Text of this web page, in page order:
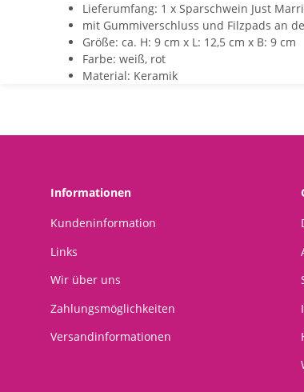
Lieferumfang: 1 x Sparschwein Just
mit Gummiverschluss und Filzpads an
Größe: ca. H: 9 cm x L: 12,5 cm x B: 9 cm
Farbe: weiß, rot
Material: Keramik
Informationen
Kundeninformation
Links
Wir über uns
Zahlungsmöglichkeiten
Versandinformationen